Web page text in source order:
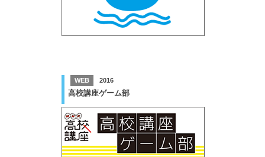
WEB 2016
高校講座ゲーム部